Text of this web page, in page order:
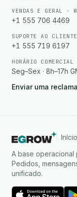
VENDAS E GERAL ·
+1 555 706 4469
SUPORTE AO
+1 555 719 6197
HORÁRIO COMERCIAL
Seg–Sex · 8h–17h
Enviar uma
Início
A base
Pedidos,
unificado.